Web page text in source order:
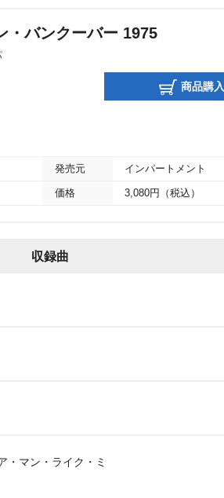
・バンクーバー 1975
商品購入
発売元 インパートメント
価格 3,080円（税込）
収録曲
・マン・ライク・ミ